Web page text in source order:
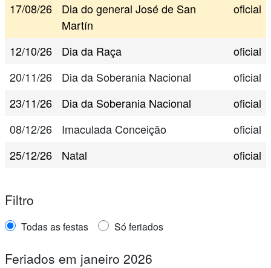
17/08/26
Dia do general José de San
Martín
oficial
12/10/26 Dia da Raça
oficial
20/11/26
Dia da Soberania Nacional
oficial
23/11/26
Dia da Soberania Nacional
oficial
08/12/26
Imaculada Conceição
oficial
25/12/26
Natal oficial
Filtro
Todas as festas Só feriados
Feriados em janeiro 2026